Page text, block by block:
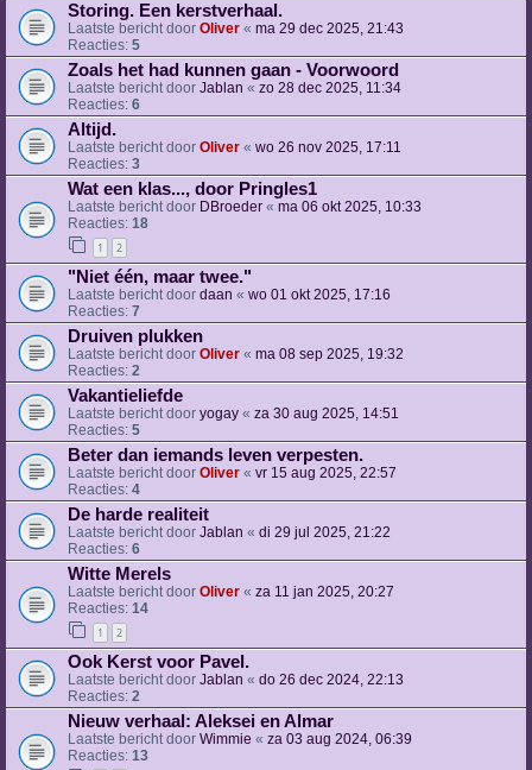
Storing. Een kerstverhaal.
Laatste bericht door Oliver « ma 29 dec 2025, 21:43
Reacties: 5
Zoals het had kunnen gaan - Voorwoord
Laatste bericht door Jablan « zo 28 dec 2025, 11:34
Reacties: 6
Altijd.
Laatste bericht door Oliver « wo 26 nov 2025, 17:11
Reacties: 3
Wat een klas..., door Pringles1
Laatste bericht door DBroeder « ma 06 okt 2025, 10:33
Reacties: 18
1 2
"Niet één, maar twee."
Laatste bericht door daan « wo 01 okt 2025, 17:16
Reacties: 7
Druiven plukken
Laatste bericht door Oliver « ma 08 sep 2025, 19:32
Reacties: 2
Vakantieliefde
Laatste bericht door yogay « za 30 aug 2025, 14:51
Reacties: 5
Beter dan iemands leven verpesten.
Laatste bericht door Oliver « vr 15 aug 2025, 22:57
Reacties: 4
De harde realiteit
Laatste bericht door Jablan « di 29 jul 2025, 21:22
Reacties: 6
Witte Merels
Laatste bericht door Oliver « za 11 jan 2025, 20:27
Reacties: 14
1 2
Ook Kerst voor Pavel.
Laatste bericht door Jablan « do 26 dec 2024, 22:13
Reacties: 2
Nieuw verhaal: Aleksei en Almar
Laatste bericht door Wimmie « za 03 aug 2024, 06:39
Reacties: 13